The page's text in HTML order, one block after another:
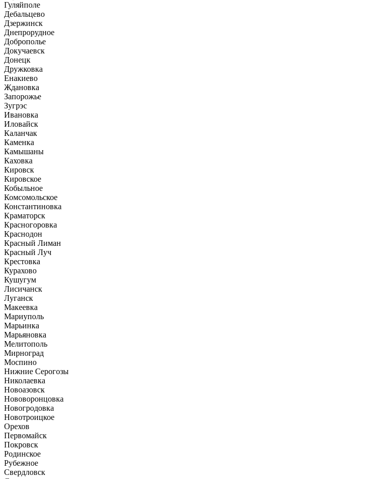
Гуляйполе
Дебальцево
Дзержинск
Днепрорудное
Доброполье
Докучаевск
Донецк
Дружковка
Енакиево
Ждановка
Запорожье
Зугрэс
Ивановка
Иловайск
Каланчак
Каменка
Камышаны
Каховка
Кировск
Кировское
Кобыльное
Комсомольское
Константиновка
Краматорск
Красногоровка
Краснодон
Красный Лиман
Красный Луч
Крестовка
Курахово
Кушугум
Лисичанск
Луганск
Макеевка
Мариуполь
Марьинка
Марьяновка
Мелитополь
Мирноград
Моспино
Нижние Серогозы
Николаевка
Новоазовск
Нововоронцовка
Новогродовка
Новотроицкое
Орехов
Первомайск
Покровск
Родинское
Рубежное
Свердловск